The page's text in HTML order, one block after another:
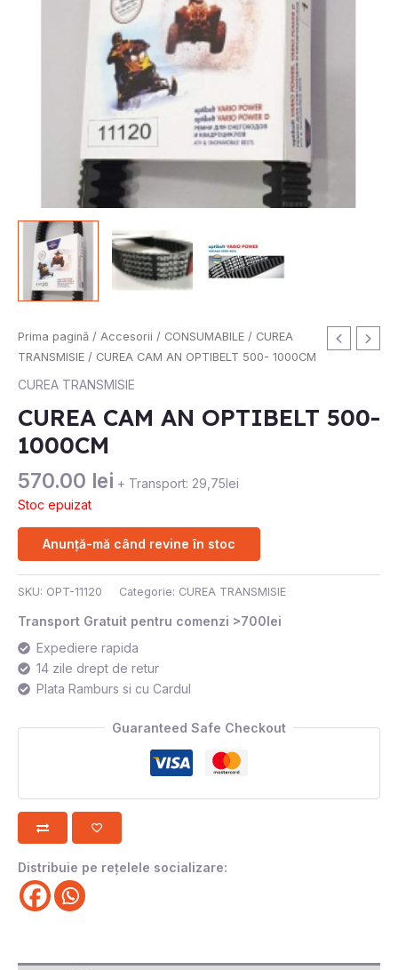
Prima pagină / Accesorii / CONSUMABILE / CUREA
TRANSMISIE / CUREA CAM AN OPTIBELT 500- 1000CM
CUREA TRANSMISIE
CUREA CAM AN OPTIBELT 500-
1000CM
570.00 lei + Transport: 29,75lei
Stoc epuizat
Anunță-mă când revine în stoc
SKU: OPT-11120 Categorie: CUREA TRANSMISIE
Transport Gratuit pentru comenzi >700lei
Expediere rapida
14 zile drept de retur
Plata Ramburs si cu Cardul
Guaranteed Safe Checkout
Distribuie pe rețelele socializare: